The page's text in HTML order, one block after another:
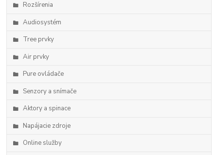
Rozšírenia
Audiosystém
Tree prvky
Air prvky
Pure ovládače
Senzory a snímače
Aktory a spinace
Napájacie zdroje
Online služby